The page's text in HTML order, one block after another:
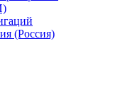
(Россия)